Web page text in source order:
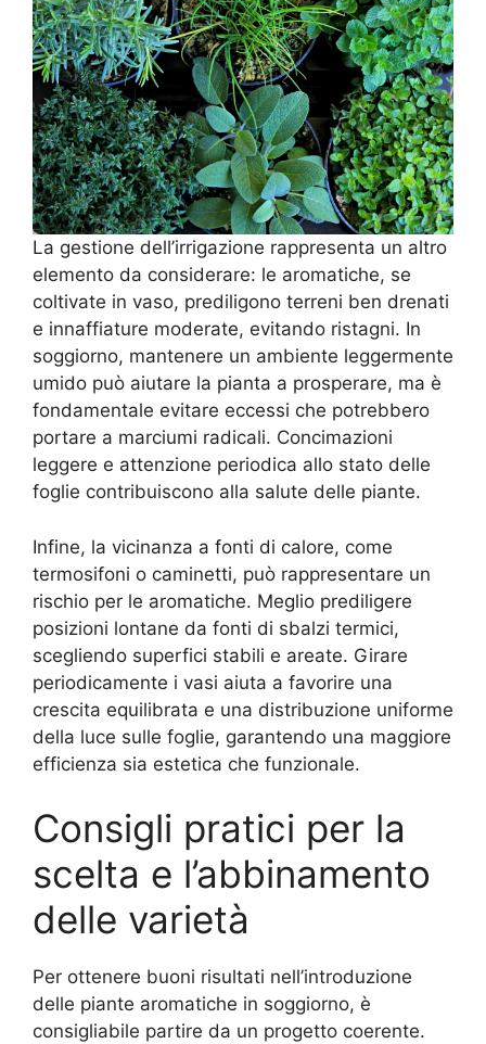
La gestione dell’irrigazione rappresenta un altro
elemento da considerare: le aromatiche, se
coltivate in vaso, prediligono terreni ben drenati
e innaffiature moderate, evitando ristagni. In
soggiorno, mantenere un ambiente leggermente
umido può aiutare la pianta a prosperare, ma è
fondamentale evitare eccessi che potrebbero
portare a marciumi radicali. Concimazioni
leggere e attenzione periodica allo stato delle
foglie contribuiscono alla salute delle piante.
Infine, la vicinanza a fonti di calore, come
termosifoni o caminetti, può rappresentare un
rischio per le aromatiche. Meglio prediligere
posizioni lontane da fonti di sbalzi termici,
scegliendo superfici stabili e areate. Girare
periodicamente i vasi aiuta a favorire una
crescita equilibrata e una distribuzione uniforme
della luce sulle foglie, garantendo una maggiore
efficienza sia estetica che funzionale.
Consigli pratici per la
scelta e l’abbinamento
delle varietà
Per ottenere buoni risultati nell’introduzione
delle piante aromatiche in soggiorno, è
consigliabile partire da un progetto coerente.